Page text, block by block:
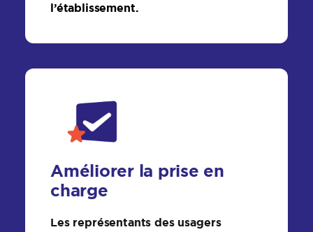
l’établissement.
Améliorer la prise en
charge
Les représentants des usagers